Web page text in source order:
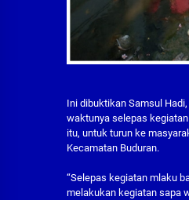
Ini dibuktikan Samsul
waktunya selepas
itu, untuk turun ke
Kecamatan Buduran.
“Selepas kegiatan mlaku
melakukan kegiatan sapa